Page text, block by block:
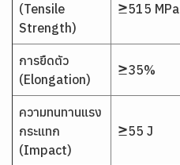
(Tensile
Strength)
≥515 MPa
การยืดตัว
(Elongation)
≥35%
ความทนทานแรง
กระแทก
(Impact)
≥55 J